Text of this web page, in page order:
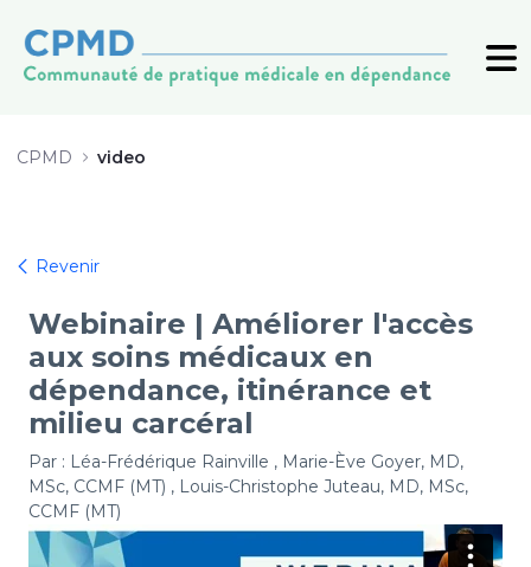
CPMD video
Revenir
Webinaire | Améliorer l'accès
aux soins médicaux en
dépendance, itinérance et
milieu carcéral
Par : Léa-Frédérique Rainville , Marie-Ève Goyer, MD,
MSc, CCMF (MT) , Louis-Christophe Juteau, MD, MSc,
CCMF (MT)